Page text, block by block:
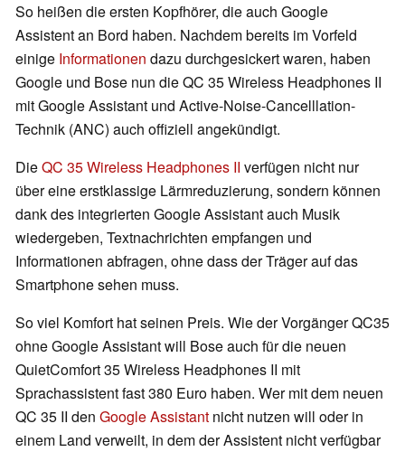
So heißen die ersten Kopfhörer, die auch Google
Assistent an Bord haben. Nachdem bereits im Vorfeld
einige Informationen dazu durchgesickert waren, haben
Google und Bose nun die QC 35 Wireless Headphones II
mit Google Assistant und Active-Noise-Cancelllation-
Technik (ANC) auch offiziell angekündigt.
DieQC 35 Wireless Headphones II verfügen nicht nur
über eine erstklassige Lärmreduzierung, sondern können
dank des integrierten Google Assistant auch Musik
wiedergeben, Textnachrichten empfangen und
Informationen abfragen, ohne dass der Träger auf das
Smartphone sehen muss.
So viel Komfort hat seinen Preis. Wie der Vorgänger QC35
ohne Google Assistant will Bose auch für die neuen
QuietComfort 35 Wireless Headphones II mit
Sprachassistent fast 380 Euro haben. Wer mit dem neuen
QC 35 II den Google Assistant nicht nutzen will oder in
einem Land verweilt, in dem der Assistent nicht verfügbar